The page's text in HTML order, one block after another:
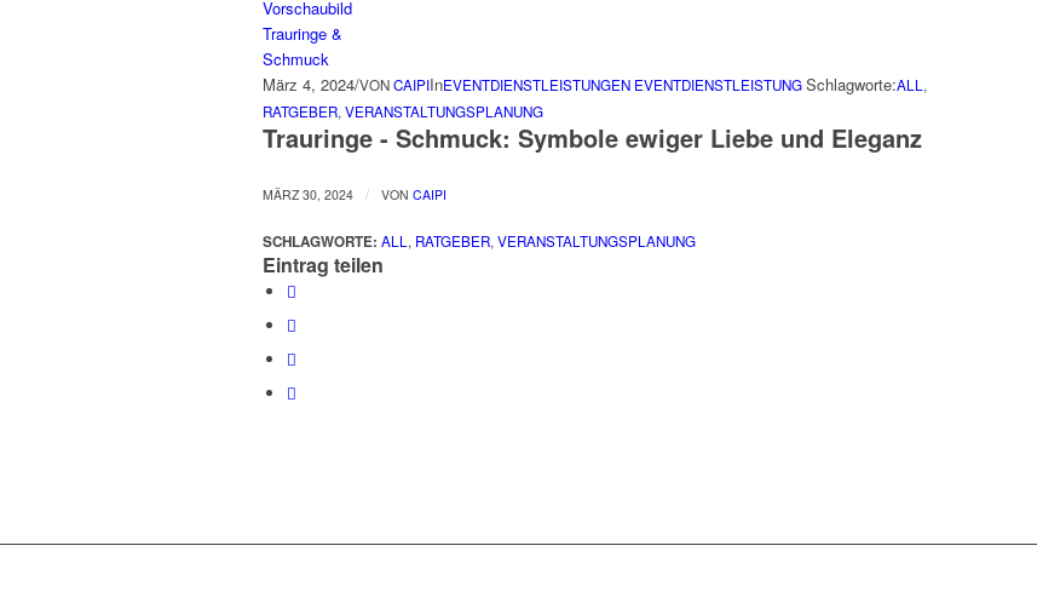
März 4, 2024/VONCAIPIInEVENTDIENSTLEISTUNGEN EVENTDIENSTLEISTUNGSchlagworte:ALL ,
RATGEBER, VERANSTALTUNGSPLANUNG
Trauringe - Schmuck: Symbole ewiger Liebe und Eleganz
MÄRZ 30, 2024 / VON CAIPI
SCHLAGWORTE: ALL , RATGEBER, VERANSTALTUNGSPLANUNG
Eintrag teilen